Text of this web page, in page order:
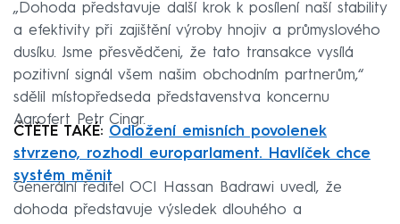
„Dohoda představuje další krok k posílení naší stability
a efektivity při zajištění výroby hnojiv a průmyslového
dusíku. Jsme přesvědčeni, že tato transakce vysílá
pozitivní signál všem našim obchodním partnerům,“
sdělil místopředseda představenstva koncernu
Agrofert Petr Cingr.
ČTĚTE TAKÉ: Odložení emisních povolenek
stvrzeno, rozhodl europarlament. Havlíček chce
systém měnit
Generální ředitel OCI Hassan Badrawi uvedl, že
dohoda představuje výsledek dlouhého a